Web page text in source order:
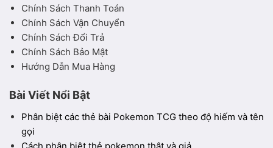
Chính Sách Thanh Toán
Chính Sách Vận Chuyển
Chính Sách Đổi Trả
Chính Sách Bảo Mật
Hướng Dẫn Mua Hàng
Bài Viết Nổi Bật
Phân biệt các thẻ bài Pokemon TCG theo độ hiếm và tên
gọi